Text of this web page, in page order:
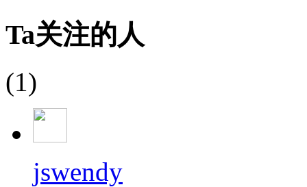
Ta关注的人
(1)
jswendy